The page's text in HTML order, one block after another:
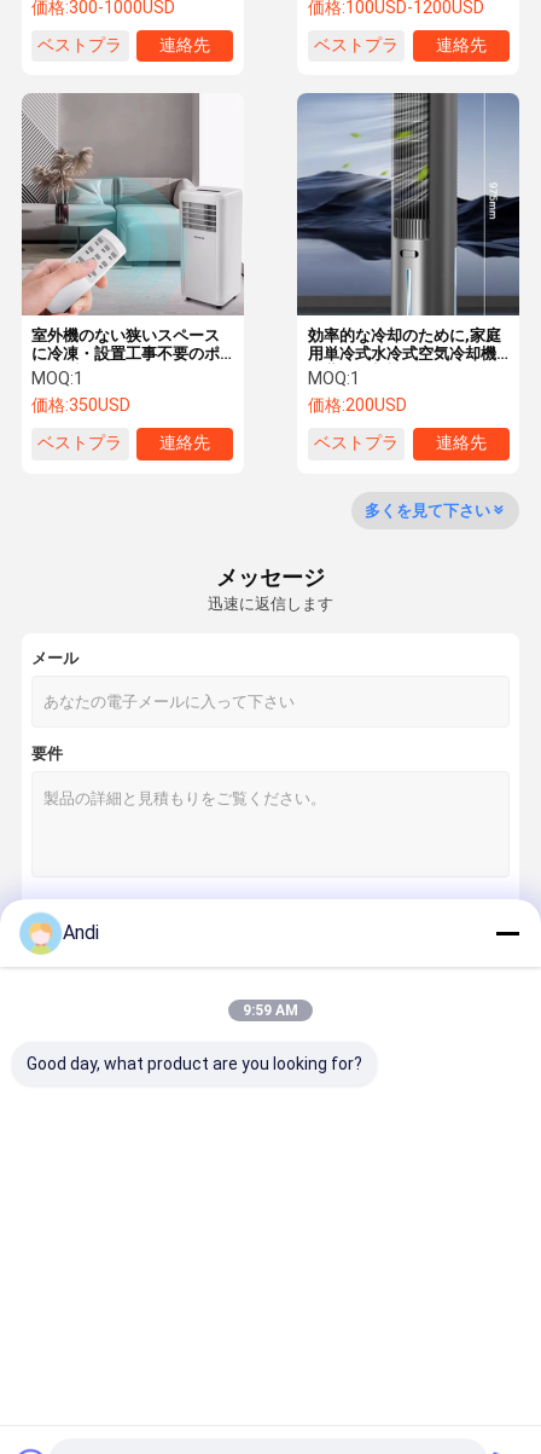
製品
わたしたち
に つい て
連絡 くださ
い
ニュース 事件
環境に優しいエアコン
産業冷却ファン
ガルバニズド換気管
価格:100USD-1200USD
ベストプラ
連絡先
価格:300-1000USD
ベストプラ
連絡先
効率的な冷却のために,家庭
用単冷式水冷式空気冷却機
と蒸発冷却機
MOQ:1
価格:200USD
ベストプラ
連絡先
室外機のない狭いスペース
に冷凍・設置工事不要のポ
ータブルエアコン
MOQ:1
価格:350USD
ベストプラ
連絡先
多くを見て下さい
メッセージ
迅速に返信します
メール
要件
Andi
9:59 AM
Good day, what product are you looking for?